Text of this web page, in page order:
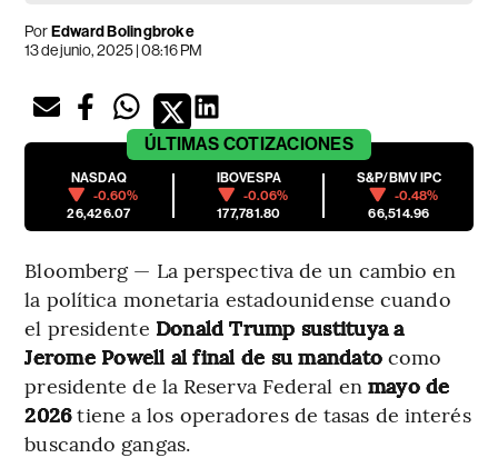
PorEdward Bolingbroke
13 de junio, 2025 | 08:16 PM
ÚLTIMAS COTIZACIONES
NASDAQ
-0.60%
26,426.07
IBOVESPA
-0.06%
177,781.80
S&P/BMV IPC
-0.48%
66,514.96
Bloomberg — La perspectiva de un cambio en
la política monetaria estadounidense cuando
el presidente Donald Trump sustituya a
Jerome Powell al final de su mandato como
presidente de la Reserva Federal en mayo de
2026tiene a los operadores de tasas de interés
buscando gangas.